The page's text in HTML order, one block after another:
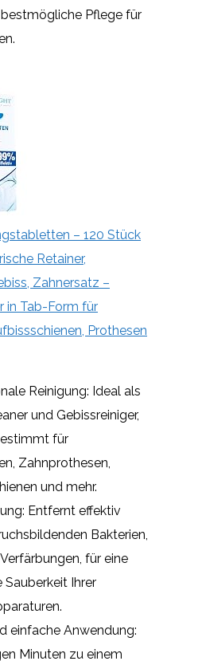
bestmögliche Pflege für
– 120 Stück
Retainer,
Zahnersatz –
in Tab-Form für
Prothesen
Reinigung: Ideal als
und Gebissreiniger,
für
Zahnprothesen,
und mehr.
Entfernt effektiv
Bakterien,
für eine
Ihrer
einfache Anwendung:
Minuten zu einem